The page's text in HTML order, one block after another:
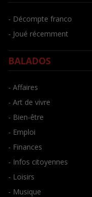
- Décompte franco
- Joué récemment
BALADOS
- Affaires
- Art de vivre
- Bien-être
- Emploi
- Finances
- Infos citoyennes
- Loisirs
- Musique